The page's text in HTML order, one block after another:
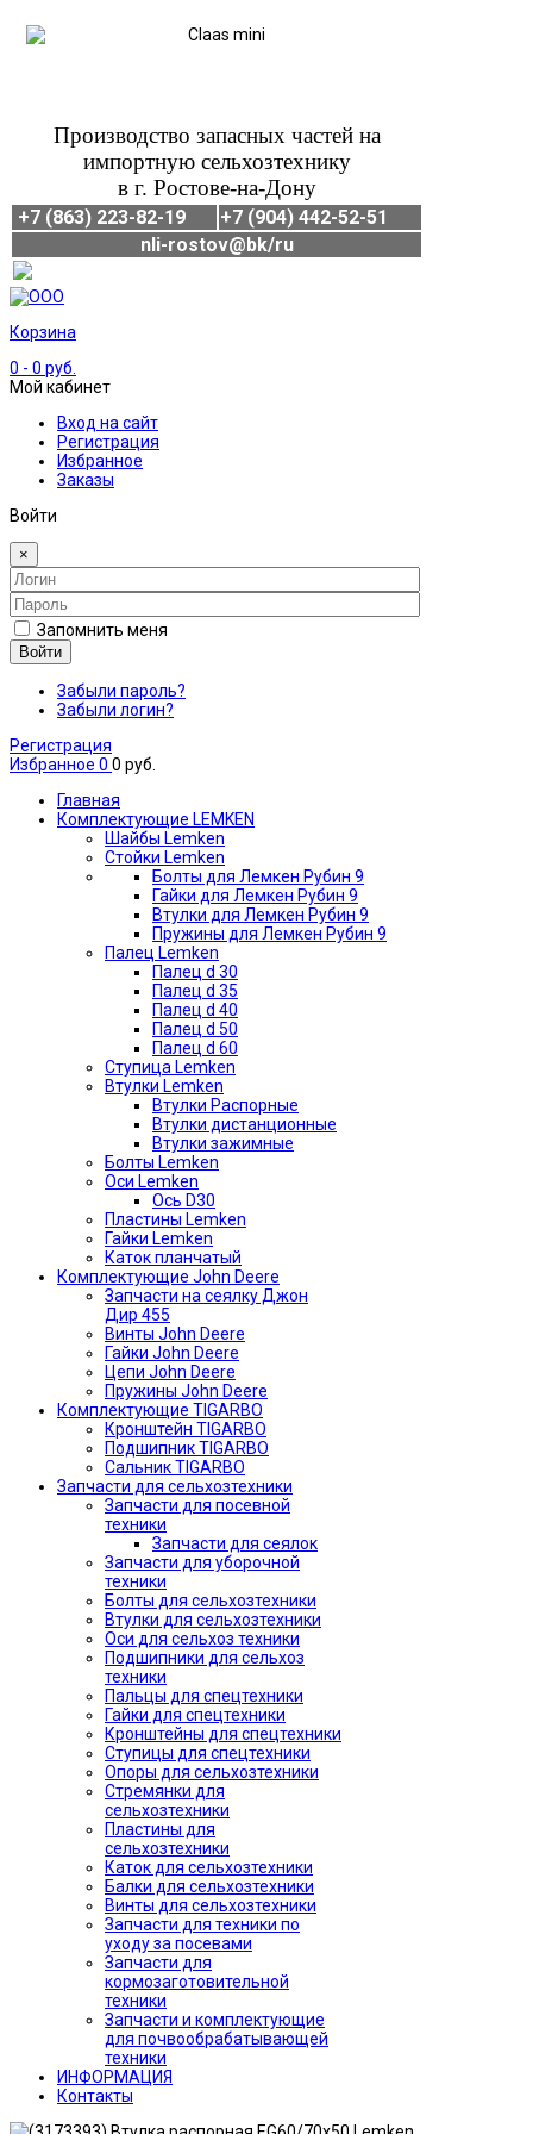
Производство запасных частей на
импортную сельхозтехнику
в г. Ростове-на-Дону
+7 (863) 223-82-19
+7 (904) 442-52-51
nli-rostov@bk/ru
Корзина
0 - 0 руб.
Мой кабинет
Вход на сайт
Регистрация
Избранное
Заказы
Войти
×
Запомнить меня
Войти
Забыли пароль?
Забыли логин?
Регистрация
Избранное 0 0 руб.
Главная
Комплектующие LEMKEN
Шайбы Lemken
Стойки Lemken
Болты для Лемкен Рубин 9
Гайки для Лемкен Рубин 9
Втулки для Лемкен Рубин 9
Пружины для Лемкен Рубин 9
Палец Lemken
Палец d 30
Палец d 35
Палец d 40
Палец d 50
Палец d 60
Ступица Lemken
Втулки Lemken
Втулки Распорные
Втулки дистанционные
Втулки зажимные
Болты Lemken
Оси Lemken
Ось D30
Пластины Lemken
Гайки Lemken
Каток планчатый
Комплектующие John Deere
Запчасти на сеялку Джон
Дир 455
Винты John Deere
Гайки John Deere
Цепи John Deere
Пружины John Deere
Комплектующие TIGARBO
Кронштейн TIGARBO
Подшипник TIGARBO
Сальник TIGARBO
Запчасти для сельхозтехники
Запчасти для посевной
техники
Запчасти для сеялок
Запчасти для уборочной
техники
Болты для сельхозтехники
Втулки для сельхозтехники
Оси для сельхоз техники
Подшипники для сельхоз
техники
Пальцы для спецтехники
Гайки для спецтехники
Кронштейны для спецтехники
Ступицы для спецтехники
Опоры для сельхозтехники
Стремянки для
сельхозтехники
Пластины для
сельхозтехники
Каток для сельхозтехники
Балки для сельхозтехники
Винты для сельхозтехники
Запчасти для техники по
уходу за посевами
Запчасти для
кормозаготовительной
техники
Запчасти и комплектующие
для почвообрабатывающей
техники
ИНФОРМАЦИЯ
Контакты